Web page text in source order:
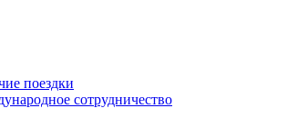
поездки
сотрудничество